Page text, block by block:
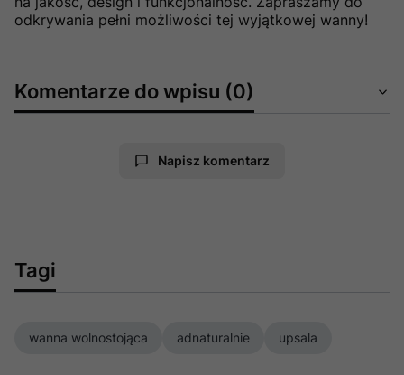
odkrywania pełni możliwości tej wyjątkowej wanny!
Komentarze do wpisu (0)
Napisz komentarz
Tagi
wanna wolnostojąca adnaturalnie upsala